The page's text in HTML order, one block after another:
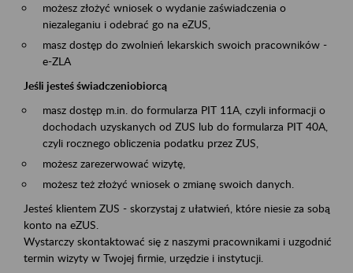
możesz złożyć wniosek o wydanie zaświadczenia o
niezaleganiu i odebrać go na eZUS,
masz dostęp do zwolnień lekarskich swoich pracowników -
e-ZLA
Jeśli jesteś świadczeniobiorcą
masz dostęp m.in. do formularza PIT 11A, czyli informacji o
dochodach uzyskanych od ZUS lub do formularza PIT 40A,
czyli rocznego obliczenia podatku przez ZUS,
możesz zarezerwować wizytę,
możesz też złożyć wniosek o zmianę swoich danych.
Jesteś klientem ZUS - skorzystaj z ułatwień, które niesie za sobą
konto na eZUS.
Wystarczy skontaktować się z naszymi pracownikami i uzgodnić
termin wizyty w Twojej firmie, urzędzie i instytucji.